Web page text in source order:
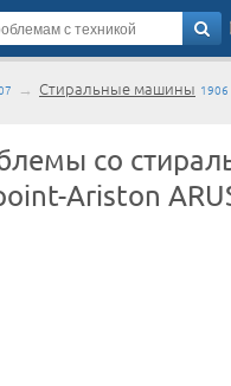
→ Стиральные машины 1906
со
Ariston